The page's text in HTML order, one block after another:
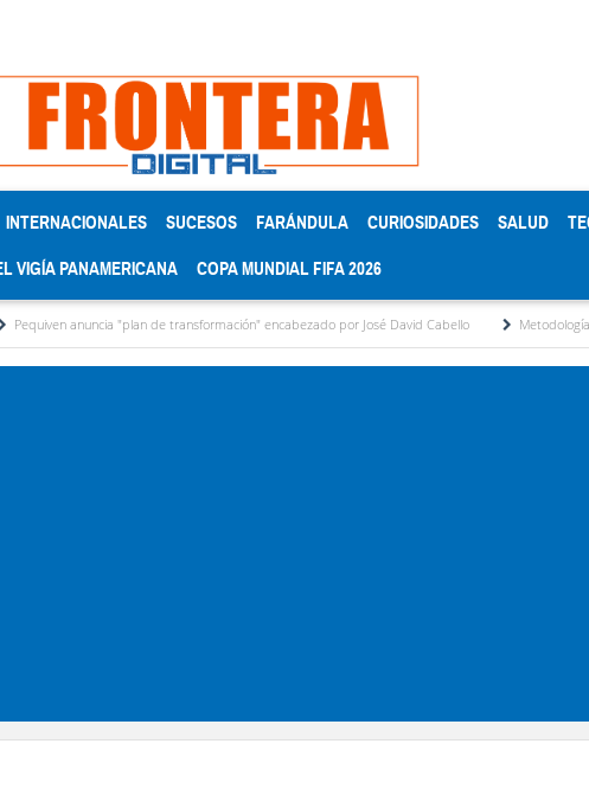
INTERNACIONALES SUCESOS FARÁNDULA CURIOSIDADES SALUD
VIGÍA PANAMERICANA COPA MUNDIAL FIFA 2026
"plan de transformación" encabezado por José David Cabello Metodología, tiempos y